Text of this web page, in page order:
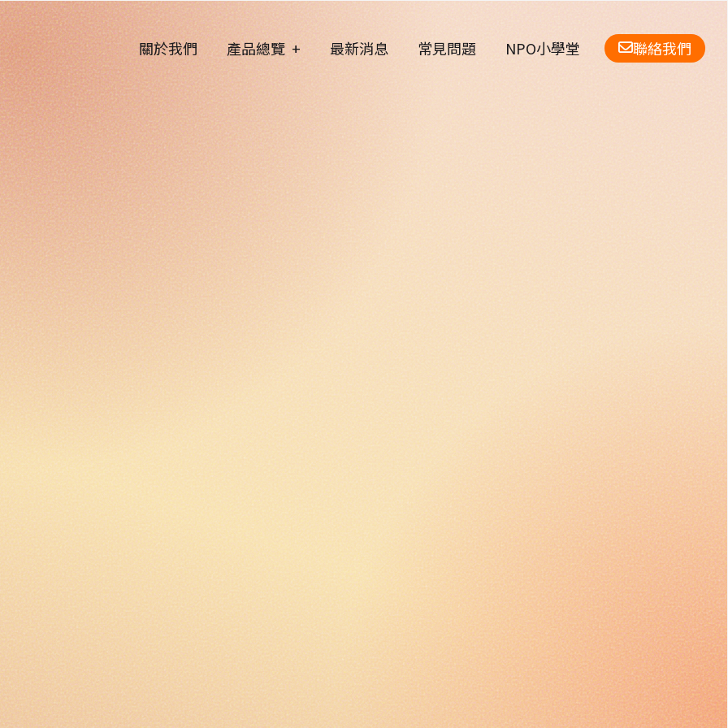
關於我們 產品總覽 最新消息 常見問題 NPO小學堂 聯絡我們